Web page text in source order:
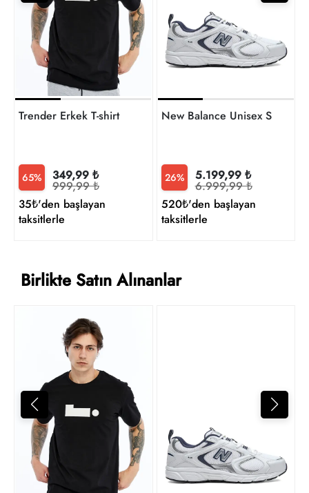
Trender Erkek T-shirt
65% 349,99 ₺
999,99 ₺
35₺'den başlayan
taksitlerle
New Balance Unisex Sneaker
26% 5.199,99 ₺
6.999,99 ₺
520₺'den başlayan
taksitlerle
Birlikte Satın Alınanlar